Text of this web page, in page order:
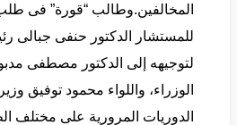
المخالفين.وطالب “قورة” فى
للمستشار الدكتور حنفى جبالى
لتوجيهه إلى الدكتور مصطفى
الوزراء، واللواء محمود توفيق
الدوريات المرورية على مختلف